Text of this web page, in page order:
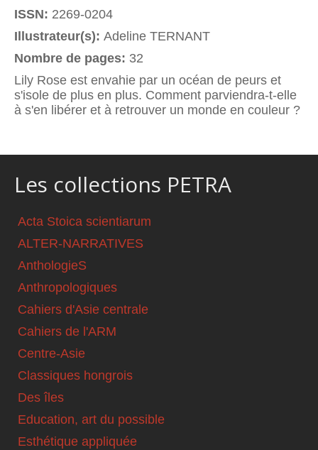
ISSN: 2269-0204
Illustrateur(s): Adeline TERNANT
Nombre de pages: 32
Lily Rose est envahie par un océan de peurs et
s'isole de plus en plus. Comment parviendra-t-elle
à s'en libérer et à retrouver un monde en couleur ?
Les collections PETRA
Acta Stoica scientiarum
ALTER-NARRATIVES
AnthologieS
Anthropologiques
Cahiers d'Asie centrale
Cahiers de l'ARM
Centre-Asie
Classiques hongrois
Des îles
Education, art du possible
Esthétique appliquée